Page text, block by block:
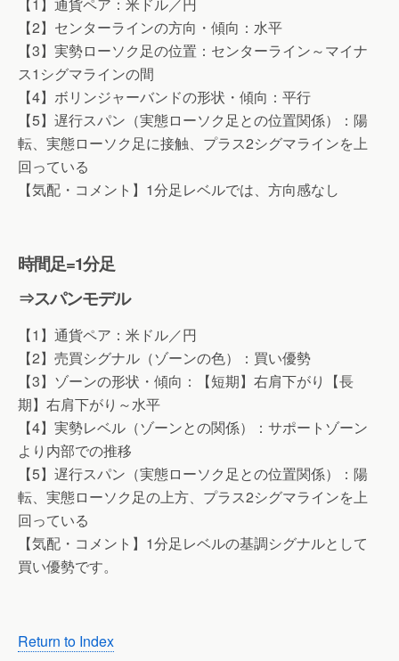
【2】センターラインの方向・傾向：水平
【3】実勢ローソク足の位置：センターライン～マイナ
ス1シグマラインの間
【4】ボリンジャーバンドの形状・傾向：平行
【5】遅行スパン（実態ローソク足との位置関係）：陽
転、実態ローソク足に接触、プラス2シグマラインを上
回っている
【気配・コメント】1分足レベルでは、方向感なし
時間足=1分足
⇒スパンモデル
【1】通貨ペア：米ドル／円
【2】売買シグナル（ゾーンの色）：買い優勢
【3】ゾーンの形状・傾向：【短期】右肩下がり【長
期】右肩下がり～水平
【4】実勢レベル（ゾーンとの関係）：サポートゾーン
より内部での推移
【5】遅行スパン（実態ローソク足との位置関係）：陽
転、実態ローソク足の上方、プラス2シグマラインを上
回っている
【気配・コメント】1分足レベルの基調シグナルとして
買い優勢です。
Return to Index